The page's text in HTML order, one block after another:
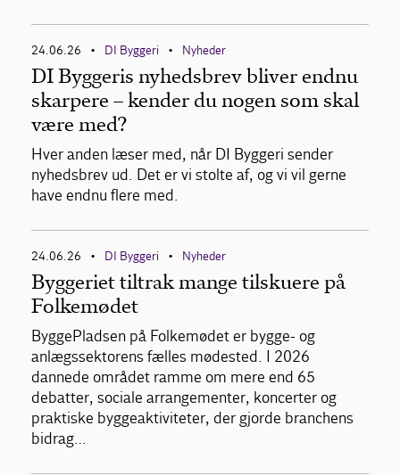
24.06.26 • DI Byggeri • Nyheder
DI Byggeris nyhedsbrev bliver endnu
skarpere – kender du nogen som skal
være med?
Hver anden læser med, når DI Byggeri sender
nyhedsbrev ud. Det er vi stolte af, og vi vil gerne
have endnu flere med.
24.06.26 • DI Byggeri • Nyheder
Byggeriet tiltrak mange tilskuere på
Folkemødet
ByggePladsen på Folkemødet er bygge- og
anlægssektorens fælles mødested. I 2026
dannede området ramme om mere end 65
debatter, sociale arrangementer, koncerter og
praktiske byggeaktiviteter, der gjorde branchens
bidrag…